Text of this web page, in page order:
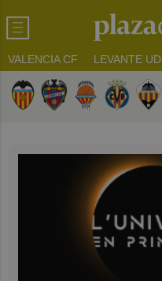
VALENCIA CF LEVANTE UD